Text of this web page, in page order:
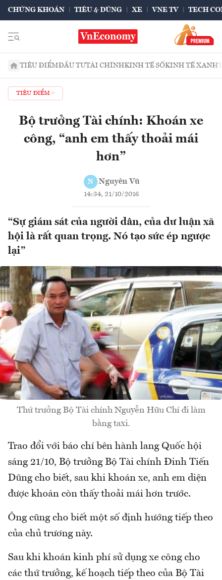
CHỨNG KHOÁN TIÊU & DÙNG XE VNE TV TECH
TIÊU ĐIỂMĐẦU TƯTÀI CHÍNHKINH TẾ SỐKINH TẾ XANH
TIÊU ĐIỂM
Bộ trưởng Tài chính: Khoán xe
công, “anh em thấy thoải mái
hơn”
N Nguyên Vũ
14:34, 21/10/2016
“Sự giám sát của người dân, của dư luận xã
hội là rất quan trọng. Nó tạo sức ép ngược
lại”
Thứ trưởng Bộ Tài chính Nguyễn Hữu Chí đi làm
bằng taxi.
Trao đổi với báo chí bên hành lang Quốc hội
sáng 21/10, Bộ trưởng Bộ Tài chính Đinh Tiến
Dũng cho biết, sau khi khoán xe, anh em diện
được khoán còn thấy thoải mái hơn trước.
Ông cũng cho biết một số định hướng tiếp theo
của chủ trương này.
Sau khi khoán kinh phí sử dụng xe công cho
các thứ trưởng, kế hoạch tiếp theo của Bộ Tài